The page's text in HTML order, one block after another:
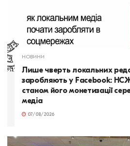
НОВИНИ
Лише чверть локальних
заробляють у Facebook:
станом його монетизації
медіа
07/08/2026